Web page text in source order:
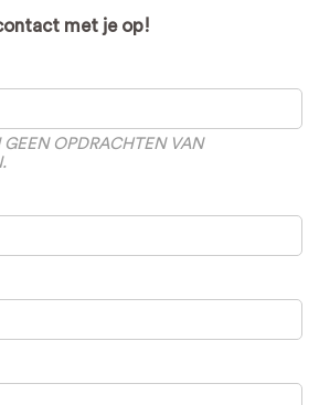
met je op!
OPDRACHTEN VAN